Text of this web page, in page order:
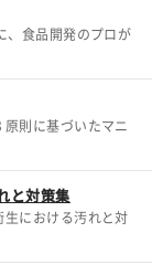
、食品開発のプロが
則に基づいたマニ
と対策集
における汚れと対